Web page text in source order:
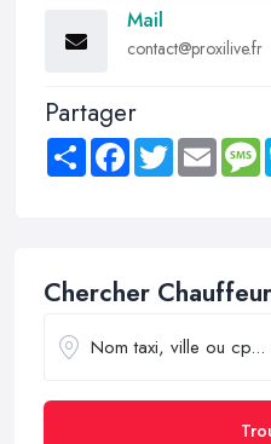
Mail
contact@proxilive.fr
Partager
Share FacebookTwitter Email
Chercher Chauffeur